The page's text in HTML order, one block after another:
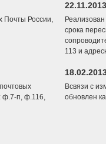
Почты России,
срока
113 и
почтовых
ф.7-п, ф.116,
Всвязи с
обновлен